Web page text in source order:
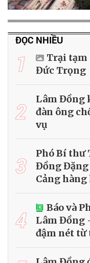
ĐỌC NHIỀU
1
Trại tạm
Đức Trọng
2
Lâm Đồng
đàn ông
vụ
3
Phó Bí thư
Đồng Đặng
Cảng
4
Báo và
Lâm Đồng
đậm nét